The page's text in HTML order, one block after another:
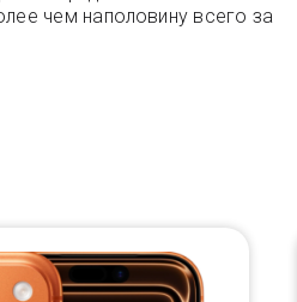
чем наполовину всего за